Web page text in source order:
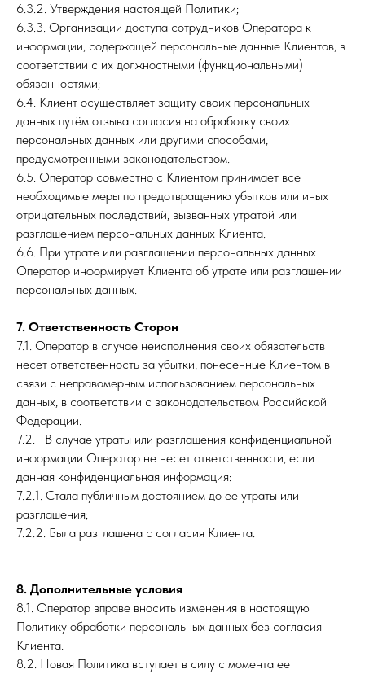
6.3.2. Утверждения настоящей Политики;
6.3.3. Организации доступа сотрудников Оператора к
информации, содержащей персональные данные Клиентов, в
соответствии с их должностными (функциональными)
обязанностями;
6.4. Клиент осуществляет защиту своих персональных
данных путём отзыва согласия на обработку своих
персональных данных или другими способами,
предусмотренными законодательством.
6.5. Оператор совместно с Клиентом принимает все
необходимые меры по предотвращению убытков или иных
отрицательных последствий, вызванных утратой или
разглашением персональных данных Клиента.
6.6. При утрате или разглашении персональных данных
Оператор информирует Клиента об утрате или разглашении
персональных данных.
7. Ответственность Сторон
7.1. Оператор в случае неисполнения своих обязательств
несет ответственность за убытки, понесенные Клиентом в
связи с неправомерным использованием персональных
данных, в соответствии с законодательством Российской
Федерации.
7.2. В случае утраты или разглашения конфиденциальной
информации Оператор не несет ответственности, если
данная конфиденциальная информация:
7.2.1. Стала публичным достоянием до ее утраты или
разглашения;
7.2.2. Была разглашена с согласия Клиента.
8. Дополнительные условия
8.1. Оператор вправе вносить изменения в настоящую
Политику обработки персональных данных без согласия
Клиента.
8.2. Новая Политика вступает в силу с момента ее